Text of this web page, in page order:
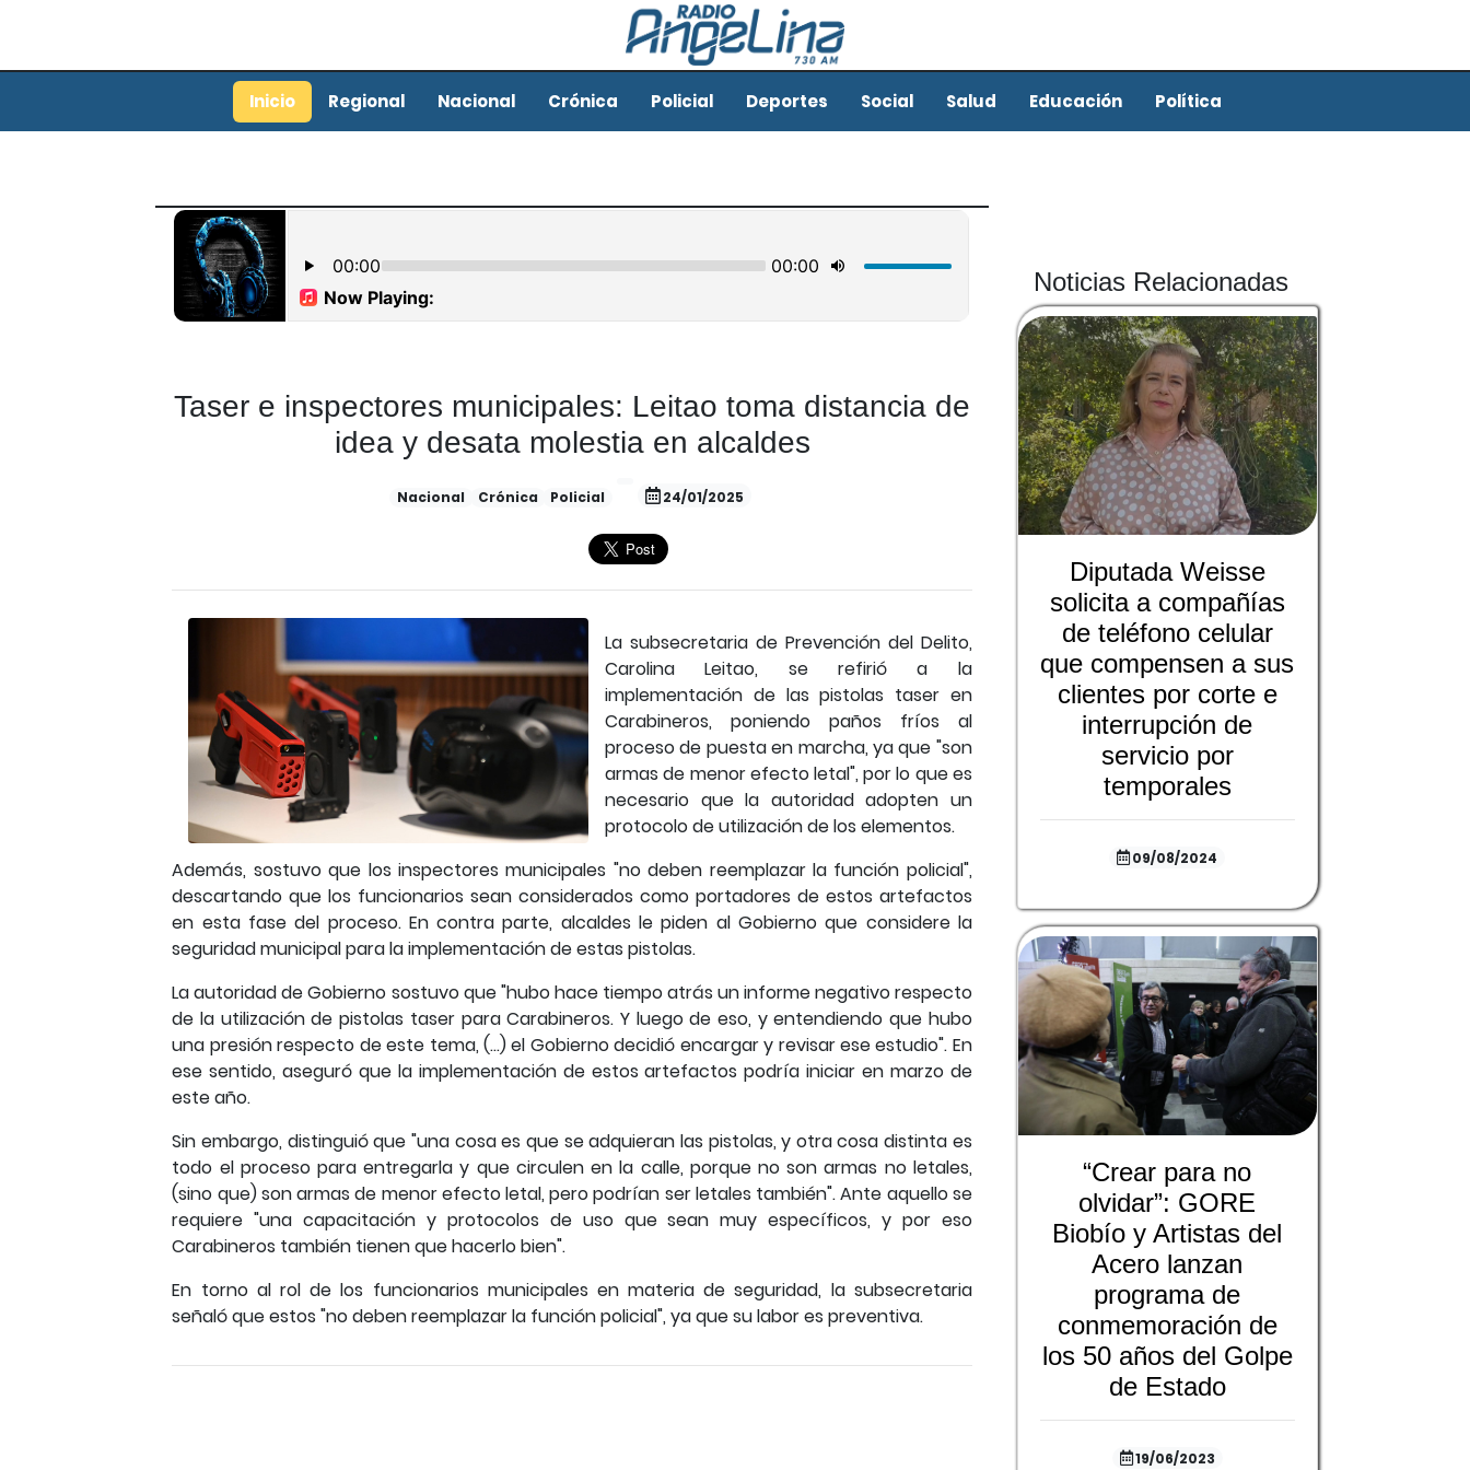
Inicio Regional Nacional Crónica Policial Deportes Social Salud Educación Política
Taser e inspectores municipales: Leitao toma distancia de
idea y desata molestia en alcaldes
Nacional Crónica Policial 24/01/2025
La subsecretaria de Prevención del Delito,
Carolina Leitao, se refirió a la
implementación de las pistolas taser en
Carabineros, poniendo paños fríos al
proceso de puesta en marcha, ya que "son
armas de menor efecto letal", por lo que es
necesario que la autoridad adopten un
protocolo de utilización de los elementos.
Además, sostuvo que los inspectores municipales "no deben reemplazar la función policial",
descartando que los funcionarios sean considerados como portadores de estos artefactos
en esta fase del proceso. En contra parte, alcaldes le piden al Gobierno que considere la
seguridad municipal para la implementación de estas pistolas.
La autoridad de Gobierno sostuvo que "hubo hace tiempo atrás un informe negativo respecto
de la utilización de pistolas taser para Carabineros. Y luego de eso, y entendiendo que hubo
una presión respecto de este tema, (...) el Gobierno decidió encargar y revisar ese estudio". En
ese sentido, aseguró que la implementación de estos artefactos podría iniciar en marzo de
este año.
Sin embargo, distinguió que "una cosa es que se adquieran las pistolas, y otra cosa distinta es
todo el proceso para entregarla y que circulen en la calle, porque no son armas no letales,
(sino que) son armas de menor efecto letal, pero podrían ser letales también". Ante aquello se
requiere "una capacitación y protocolos de uso que sean muy específicos, y por eso
Carabineros también tienen que hacerlo bien".
En torno al rol de los funcionarios municipales en materia de seguridad, la subsecretaria
señaló que estos "no deben reemplazar la función policial", ya que su labor es preventiva.
Noticias Relacionadas
Diputada Weisse
solicita a compañías
de teléfono celular
que compensen a sus
clientes por corte e
interrupción de
servicio por
temporales
09/08/2024
“Crear para no
olvidar”: GORE
Biobío y Artistas del
Acero lanzan
programa de
conmemoración de
los 50 años del Golpe
de Estado
19/06/2023